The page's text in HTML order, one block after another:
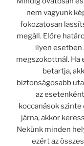
nem vagyunk
fokozatosan
megáll. Előre
ilyen esetben
megszokottnál. Ha
betartja,
biztonságosabb
az
koccanások
járna, akkor
Nekünk minden
ezért az